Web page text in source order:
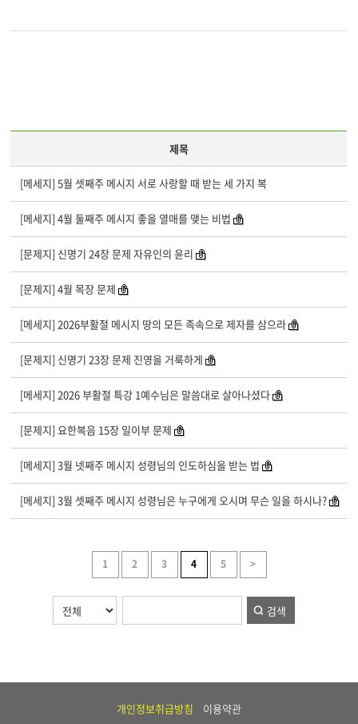
제목
[메세지] 5월 셋째주 메시지 서로 사랑할 때 받는 세 가지 복
[메세지] 4월 둘째주 메시지 좋을 열매를 맺는 비법
[문제지] 신명기 24장 문제 자유인의 윤리
[문제지] 4월 목장 문제
[메세지] 2026부활절 메시지 땅의 모든 족속으로 제자를 삼으라
[문제지] 신명기 23장 문제 진영을 거룩하게
[메세지] 2026 부활절 특강 1예수님은 말씀대로 살아나셨다
[문제지] 요한복음 15장 일이부 문제
[메세지] 3월 넷째주 메시지 성령님의 인도하심을 받는 법
[메세지] 3월 셋째주 메시지 성령님은 누구에게 오시며 무슨 일을 하시나?
1 2 3 4 5 >
검색
개인정보취급방침 이용약관